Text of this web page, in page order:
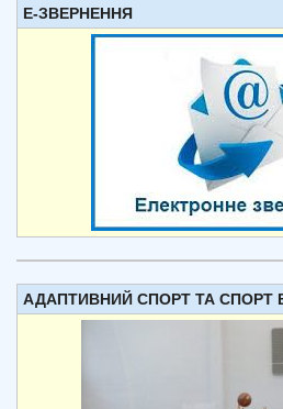
Е-ЗВЕРНЕННЯ
АДАПТИВНИЙ СПОРТ ТА СПОРТ